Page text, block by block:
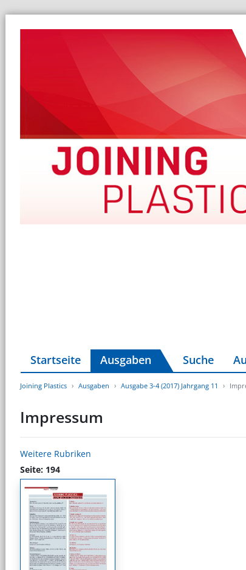
Startseite Ausgaben Suche
Joining Plastics Ausgaben Ausgabe 3-4 (2017) Jahrgang 11
Impressum
Weitere Rubriken
Seite: 194